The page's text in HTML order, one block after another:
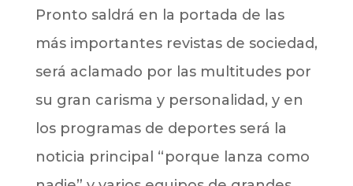
Pronto saldrá en la portada de las
más importantes revistas de sociedad,
será aclamado por las multitudes por
su gran carisma y personalidad, y en
los programas de deportes será la
noticia principal “porque lanza como